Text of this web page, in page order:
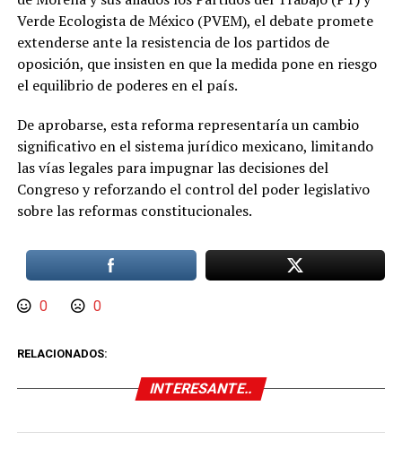
Verde Ecologista de México (PVEM), el debate promete
extenderse ante la resistencia de los partidos de
oposición, que insisten en que la medida pone en riesgo
el equilibrio de poderes en el país.
De aprobarse, esta reforma representaría un cambio
significativo en el sistema jurídico mexicano, limitando
las vías legales para impugnar las decisiones del
Congreso y reforzando el control del poder legislativo
sobre las reformas constitucionales.
0 0
RELACIONADOS:
INTERESANTE..